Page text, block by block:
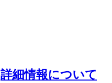
詳細情報について